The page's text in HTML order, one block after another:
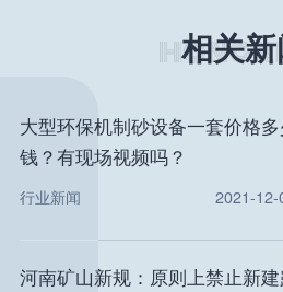
相关
大型环保机制砂设备一套价格
钱？有现场视频吗？
行业新闻 2021-12-
河南矿山新规：原则上禁止新